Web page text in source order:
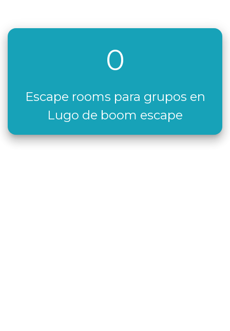
0
Escape rooms para grupos en
Lugo de boom escape